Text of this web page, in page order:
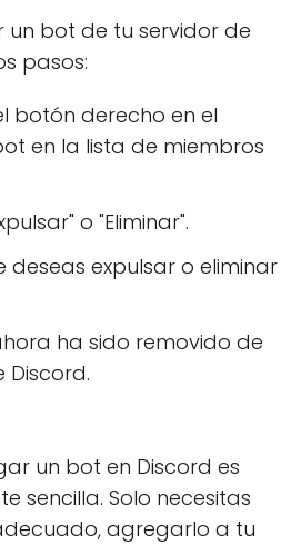
un bot de tu servidor de
pasos:
botón derecho en el
en la lista de miembros
o "Eliminar".
deseas expulsar o eliminar
ha sido removido de
Discord.
un bot en Discord es
sencilla. Solo necesitas
agregarlo a tu